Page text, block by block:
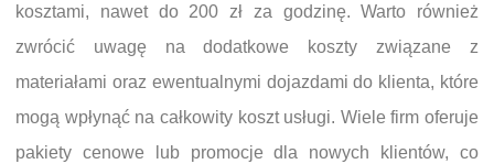
kosztami, nawet do 200 zł za godzinę. Warto również
zwrócić uwagę na dodatkowe koszty związane z
materiałami oraz ewentualnymi dojazdami do klienta, które
mogą wpłynąć na całkowity koszt usługi. Wiele firm oferuje
pakiety cenowe lub promocje dla nowych klientów, co